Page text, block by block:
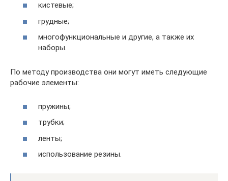
кистевые;
грудные;
многофункциональные и другие, а также их
наборы.
По методу производства они могут иметь следующие
рабочие элементы:
пружины;
трубки;
ленты;
использование резины.